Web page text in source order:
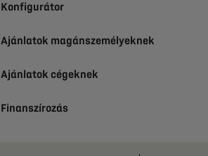
Konfigurátor
Ajánlatok magánszemélyeknek
Ajánlatok cégeknek
Finanszírozás